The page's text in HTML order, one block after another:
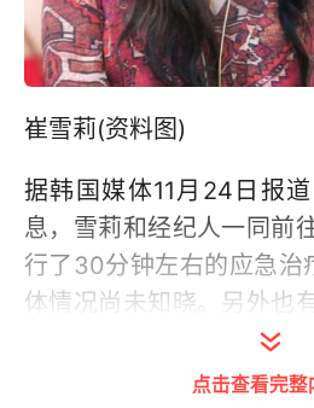
崔雪莉(资料图)
据韩国媒体11月24日报
息，雪莉和经纪人一同前
行了30分钟左右的应急治
体情况尚未知晓。另外也
腕受伤，对此，SM公司方
点击查看完整